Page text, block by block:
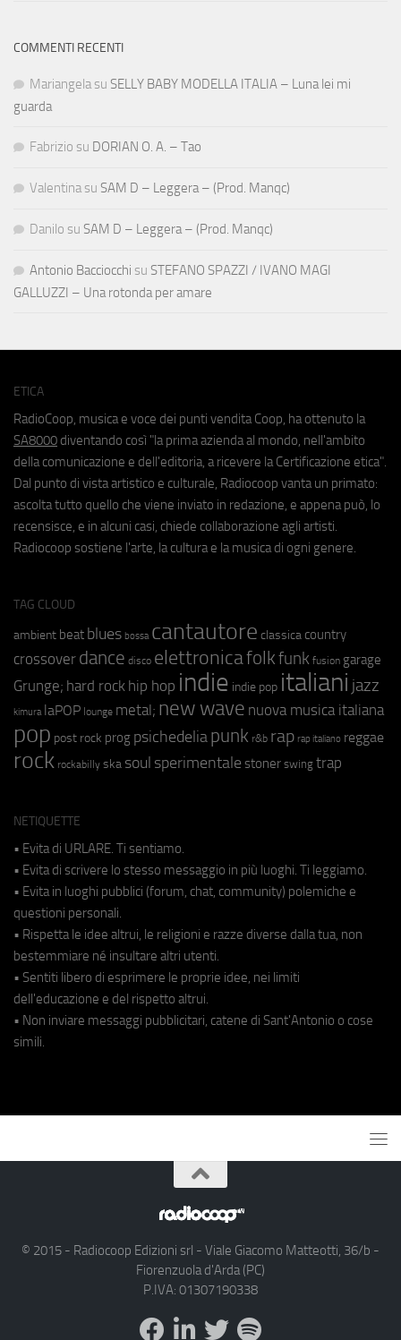
COMMENTI RECENTI
Mariangela su SELLY BABY MODELLA ITALIA – Luna lei mi
guarda
Fabrizio su DORIAN O. A. – Tao
Valentina su SAM D – Leggera – (Prod. Manqc)
Danilo su SAM D – Leggera – (Prod. Manqc)
Antonio Bacciocchi su STEFANO SPAZZI / IVANO MAGI
GALLUZZI – Una rotonda per amare
ETICA
RadioCoop, musica e voce dei punti vendita Coop, ha ottenuto la
SA8000 diventando così "la prima azienda al mondo, nell'ambito
della comunicazione e dell'editoria, a ricevere la Certificazione etica".
Dal punto di vista artistico e culturale, Radiocoop vanta un primato:
ascolta tutto quello che viene inviato in redazione, e appena può, lo
recensisce, e in alcuni casi, chiede collaborazione agli artisti.
Radiocoop sostiene l'arte, la cultura e la musica di ogni genere.
TAG CLOUD
ambient beat blues bossa cantautore classica country
crossover dance disco elettronicafolkfunk fusion garage
Grunge; hard rock hip hop indie indie pop italiani jazz
kimura laPOP lounge metal; new wave nuova musica italiana
pop post rock prog psichedeliapunk r&b rap rap italiano reggae
rock rockabilly ska soul sperimentale stoner swing trap
NETIQUETTE
• Evita di URLARE. Ti sentiamo.
• Evita di scrivere lo stesso messaggio in più luoghi. Ti leggiamo.
• Evita in luoghi pubblici (forum, chat, community) polemiche e
questioni personali.
• Rispetta le idee altrui, le religioni e razze diverse dalla tua, non
bestemmiare né insultare altri utenti.
• Sentiti libero di esprimere le proprie idee, nei limiti
dell'educazione e del rispetto altrui.
• Non inviare messaggi pubblicitari, catene di Sant'Antonio o cose
simili.
© 2015 - Radiocoop Edizioni srl - Viale Giacomo Matteotti, 36/b -
Fiorenzuola d'Arda (PC)
P.IVA: 01307190338